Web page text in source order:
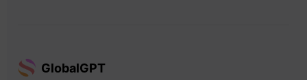
GlobalGPT